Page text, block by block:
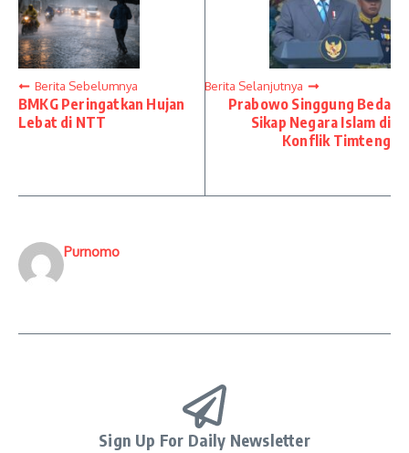
Berita Sebelumnya
BMKG Peringatkan Hujan
Lebat di NTT
Berita Selanjutnya
Prabowo Singgung Beda
Sikap Negara Islam di
Konflik Timteng
Purnomo
Sign Up For Daily Newsletter